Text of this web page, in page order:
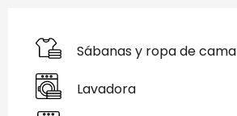
Sábanas y ropa de cama
Lavadora